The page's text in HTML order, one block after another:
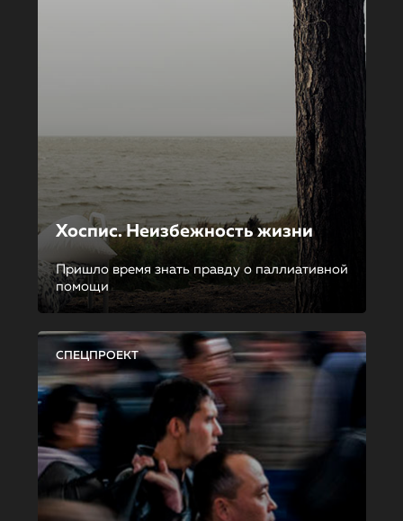
Хоспис. Неизбежность жизни
Пришло время знать правду о паллиативной
помощи
СПЕЦПРОЕКТ